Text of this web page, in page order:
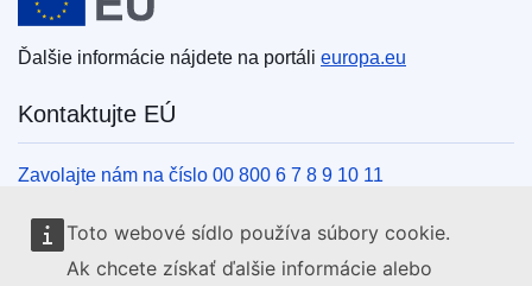
Toto webové sídlo používa súbory cookie.
Ak chcete získať ďalšie informácie alebo
Ďalšie informácie nájdete na portáli europa.eu
Kontaktujte EÚ
Zavolajte nám na číslo 00 800 6 7 8 9 10 11
Iné spôsoby, ako nás kontaktovať telefonicky
Napíšte nám cez kontaktný formulár